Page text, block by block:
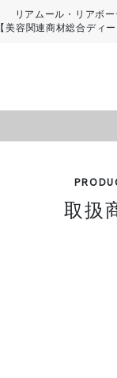
リアムール・リアボ
【美容関連商材総合ディ
取扱